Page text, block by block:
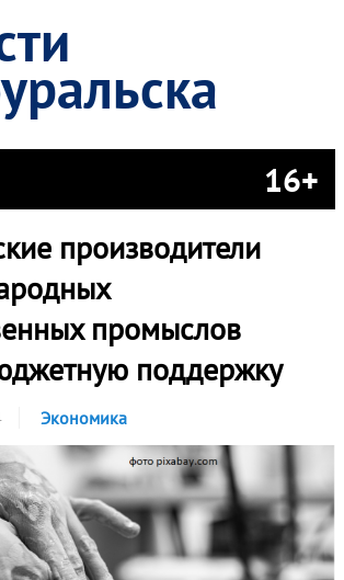
16+
производители
промыслов
поддержку
Экономика